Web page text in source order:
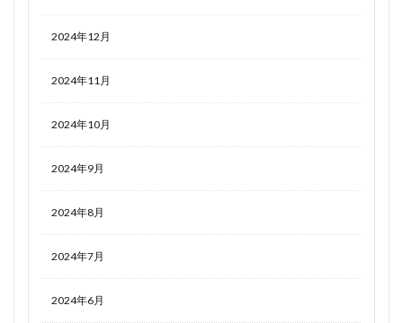
2024年12月
2024年11月
2024年10月
2024年9月
2024年8月
2024年7月
2024年6月